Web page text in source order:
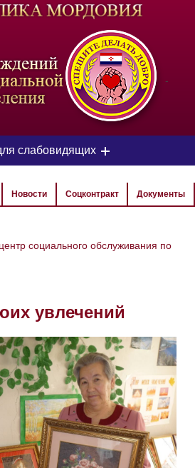
-
слабовидящих
СХЕМА
РАЗМЕР ТЕКСТА
Скрыть Ч/б
по умолчанию
Новости Соцконтракт Документы
социального обслуживания по
увлечений